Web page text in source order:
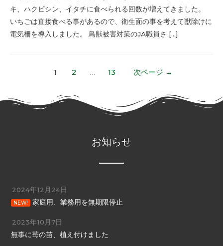
キ、ハクビシン、イタチに食べられる回数が増えてきました。
いちごは直接食べる事があるので、衛生面の事を考えて獣除けに
電気柵を導入しました。 鳥獣被害対策のJA職員さ […]
1 2 … 13 次ページ →
お知らせ
2024年12月24日
NEW! 家庭用、業務用を無期限停止
2023年10月7日
無事に苺の苗、植え付けました